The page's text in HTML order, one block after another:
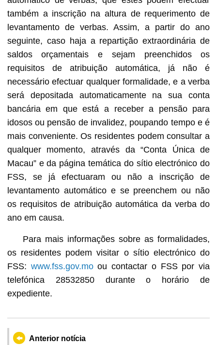
também a inscrição na altura de requerimento de
levantamento de verbas. Assim, a partir do ano
seguinte, caso haja a repartição extraordinária de
saldos orçamentais e sejam preenchidos os
requisitos de atribuição automática, já não é
necessário efectuar qualquer formalidade, e a verba
será depositada automaticamente na sua conta
bancária em que está a receber a pensão para
idosos ou pensão de invalidez, poupando tempo e é
mais conveniente. Os residentes podem consultar a
qualquer momento, através da “Conta Única de
Macau” e da página temática do sítio electrónico do
FSS, se já efectuaram ou não a inscrição de
levantamento automático e se preenchem ou não
os requisitos de atribuição automática da verba do
ano em causa.
Para mais informações sobre as formalidades,
os residentes podem visitar o sítio electrónico do
FSS: www.fss.gov.moou contactar o FSS por via
telefónica 28532850 durante o horário de
expediente.
Anterior notícia